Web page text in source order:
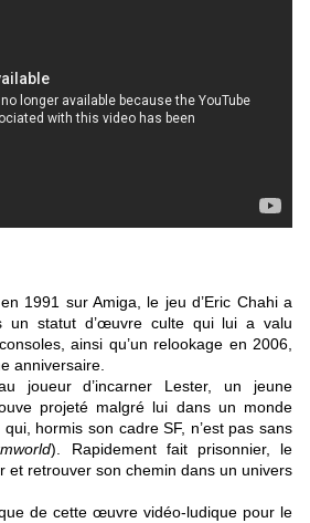
1991 sur Amiga, le jeu d’Eric Chahi a
un statut d’œuvre culte qui lui a valu
ainsi qu’un relookage en 2006,
anniversaire.
joueur d’incarner Lester, un jeune
projeté malgré lui dans un monde
hormis son cadre SF, n’est pas sans
). Rapidement fait prisonnier, le
et retrouver son chemin dans un univers
de cette œuvre vidéo-ludique pour le